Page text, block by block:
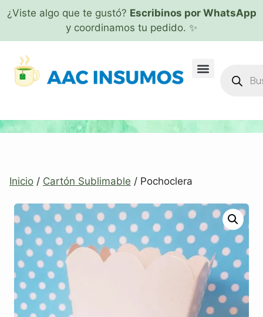
¿Viste algo que te gustó? Escribinos por WhatsApp
y coordinamos tu pedido. ✨
Inicio / Cartón Sublimable / Pochoclera